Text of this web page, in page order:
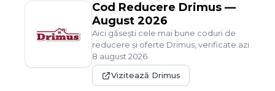
Cod Reducere Drimus —
August 2026
Aici găsești cele mai bune coduri de
reducere și oferte Drimus , verificate azi
8 august 2026
Vizitează Drimus